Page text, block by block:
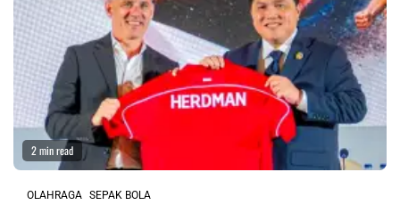
2 min read
OLAHRAGA SEPAK BOLA